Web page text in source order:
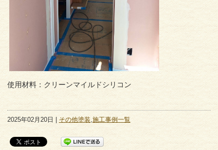
使用材料：クリーンマイルドシリコン
2025年02月20日 | その他塗装 施工事例一覧